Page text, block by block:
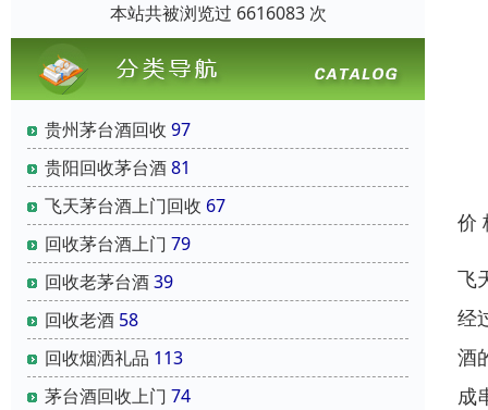
本站共被浏览过 6616083 次
贵州茅台酒回收 97
贵阳回收茅台酒81
飞天茅台酒上门回收 67
回收茅台酒上门 79
回收老茅台酒39
回收老酒 58
回收烟洒礼品 113
茅台酒回收上门 74
价
飞
经
酒
成